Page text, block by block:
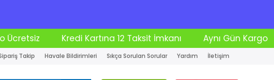
12 Taksit İmkanı Aynı Gün Kargo Moto Kurye İle
Takip Havale Bildirimleri Sıkça Sorulan Sorular Yardım İletişim